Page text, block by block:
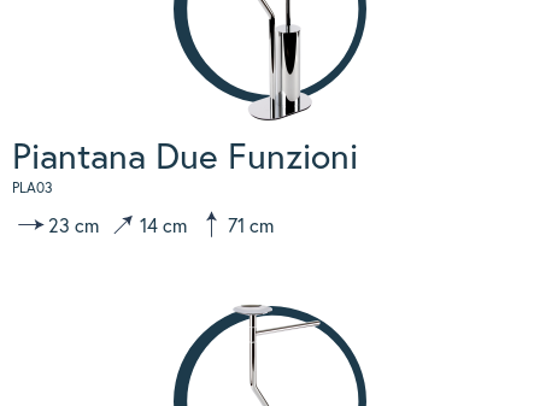
Piantana Due Funzioni
PLA03
23 cm 14 cm 71 cm